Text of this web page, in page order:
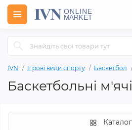
IVN Ігрові види спорту Баскетбол
Баскетбольні м'ячі
Каталог